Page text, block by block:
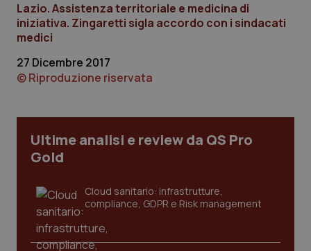
Lazio. Assistenza territoriale e medicina di
iniziativa. Zingaretti sigla accordo con i sindacati
medici
27 Dicembre 2017
© Riproduzione riservata
Ultime analisi e review da QS Pro
Gold
Cloud sanitario: infrastrutture,
compliance, GDPR e Risk management
Nome
Fornitore Dominio